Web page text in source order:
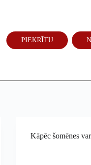
Kāpēc šomēnes
PIEKRĪTU